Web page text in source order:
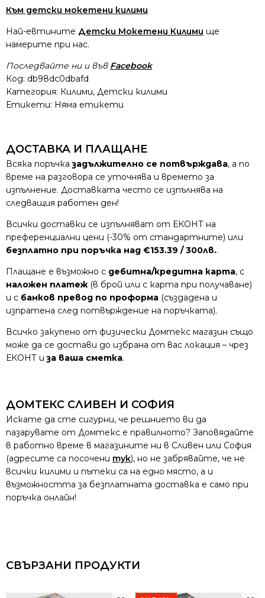
Към детски мокетени килими
Най-евтините Детски Мокетени Килими ще
намерите при нас.
Последвайте ни и във Facebook
Код: db98dc0dbafd
Категория: Килими, Детски килими
Етикети: Няма етикети
ДОСТАВКА И ПЛАЩАНЕ
Всяка поръчказадължително се потвърждава, а по
време на разговора се уточнява и времето за
изпълнение. Доставката често се изпълнява на
следващия работен ден!
Всички доставки се изпълняват от ЕКОНТ на
преференциални цени (-30% от стандартните) или
безплатно при поръчка над €153.39 / 300лв..
Плащане е възможно с дебитна/кредитна карта, с
наложен платеж (в брой или с карта при получаване)
и с банков превод по проформа (създадена и
изпратена след потвърждение на поръчката).
Всичко закупено от физически Домтекс магазин също
може да се достави до избрана от вас локация – чрез
ЕКОНТ иза ваша сметка.
ДОМТЕКС СЛИВЕН И СОФИЯ
Искате да сте сигурни, че решнието ви да
пазарувате от Домтекс е правилното? Заповядайте
в работно време в магазините ни в Сливен или София
(адресите са посочени тук), но не забрявайте, че не
всички килими и пътеки са на едно място, а и
възможността за безплатната доставка е само при
поръчка онлайн!
СВЪРЗАНИ ПРОДУКТИ